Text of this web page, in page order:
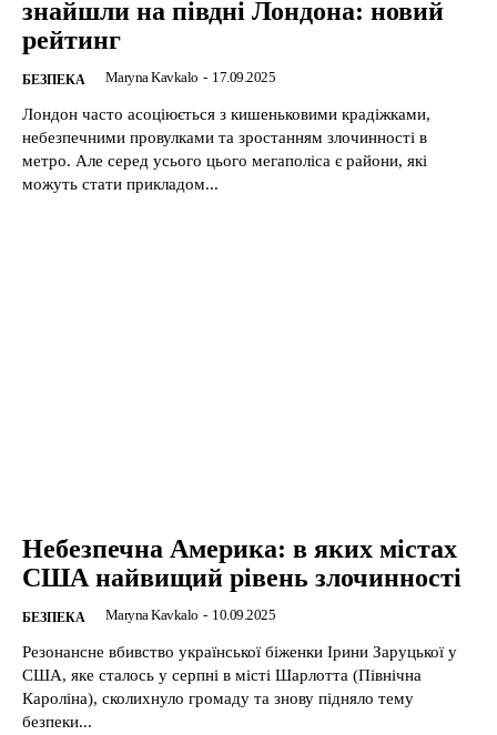
знайшли на півдні Лондона: новий
рейтинг
БЕЗПЕКА Maryna Kavkalo - 17.09.2025
Лондон часто асоціюється з кишеньковими крадіжками,
небезпечними провулками та зростанням злочинності в
метро. Але серед усього цього мегаполіса є райони, які
можуть стати прикладом...
Небезпечна Америка: в яких містах
США найвищий рівень злочинності
БЕЗПЕКА Maryna Kavkalo - 10.09.2025
Резонансне вбивство української біженки Ірини Заруцької у
США, яке сталось у серпні в місті Шарлотта (Північна
Кароліна), сколихнуло громаду та знову підняло тему
безпеки...